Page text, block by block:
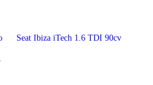
Seat Ibiza iTech 1.6 TDI 90cv